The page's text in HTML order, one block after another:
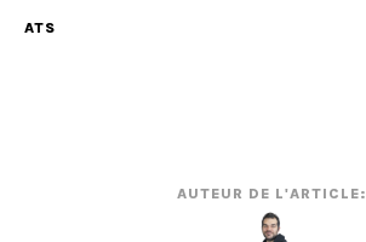
ATS
AUTEUR DE L'ARTICLE: